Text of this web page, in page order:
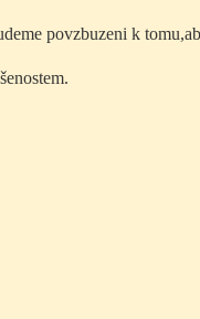
povzbuzeni k